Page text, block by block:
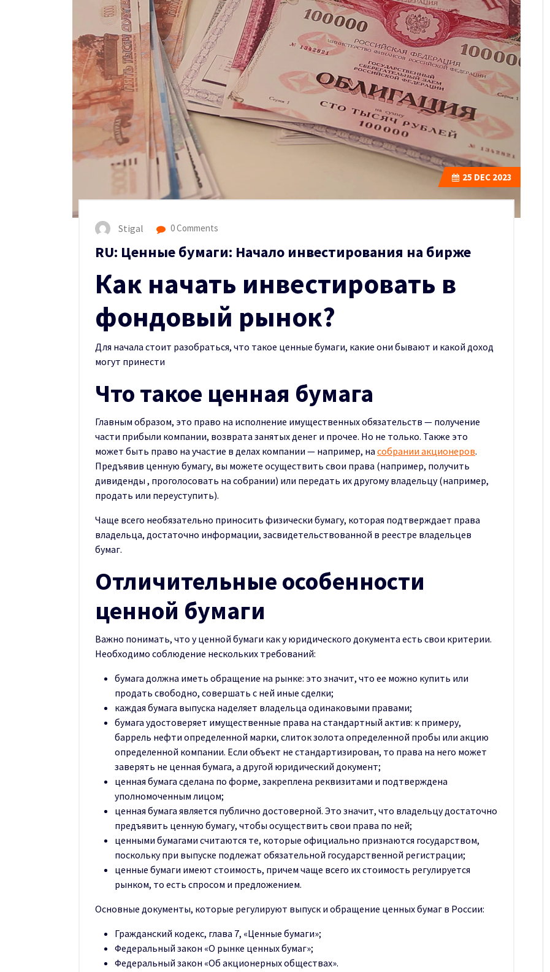
25 DEC 2023
Stigal 0 Comments
RU: Ценные бумаги: Начало инвестирования на бирже
Как начать инвестировать в
фондовый рынок?
Для начала стоит разобраться, что такое ценные бумаги, какие они бывают и какой доход
могут принести
Что такое ценная бумага
Главным образом, это право на исполнение имущественных обязательств — получение
части прибыли компании, возврата занятых денег и прочее. Но не только. Также это
может быть право на участие в делах компании — например, на собрании акционеров.
Предъявив ценную бумагу, вы можете осуществить свои права (например, получить
дивиденды , проголосовать на собрании) или передать их другому владельцу (например,
продать или переуступить).
Чаще всего необязательно приносить физически бумагу, которая подтверждает права
владельца, достаточно информации, засвидетельствованной в реестре владельцев
бумаг.
Отличительные особенности
ценной бумаги
Важно понимать, что у ценной бумаги как у юридического документа есть свои критерии.
Необходимо соблюдение нескольких требований:
бумага должна иметь обращение на рынке: это значит, что ее можно купить или
продать свободно, совершать с ней иные сделки;
каждая бумага выпуска наделяет владельца одинаковыми правами;
бумага удостоверяет имущественные права на стандартный актив: к примеру,
баррель нефти определенной марки, слиток золота определенной пробы или акцию
определенной компании. Если объект не стандартизирован, то права на него может
заверять не ценная бумага, а другой юридический документ;
ценная бумага сделана по форме, закреплена реквизитами и подтверждена
уполномоченным лицом;
ценная бумага является публично достоверной. Это значит, что владельцу достаточно
предъявить ценную бумагу, чтобы осуществить свои права по ней;
ценными бумагами считаются те, которые официально признаются государством,
поскольку при выпуске подлежат обязательной государственной регистрации;
ценные бумаги имеют стоимость, причем чаще всего их стоимость регулируется
рынком, то есть спросом и предложением.
Основные документы, которые регулируют выпуск и обращение ценных бумаг в России:
Гражданский кодекс, глава 7, «Ценные бумаги»;
Федеральный закон «О рынке ценных бумаг»;
Федеральный закон «Об акционерных обществах».